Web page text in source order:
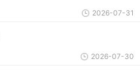
2026-07-31
2026-07-30